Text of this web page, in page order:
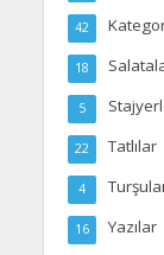
42
18
5
Tatlılar
22
4
Yazılar
16